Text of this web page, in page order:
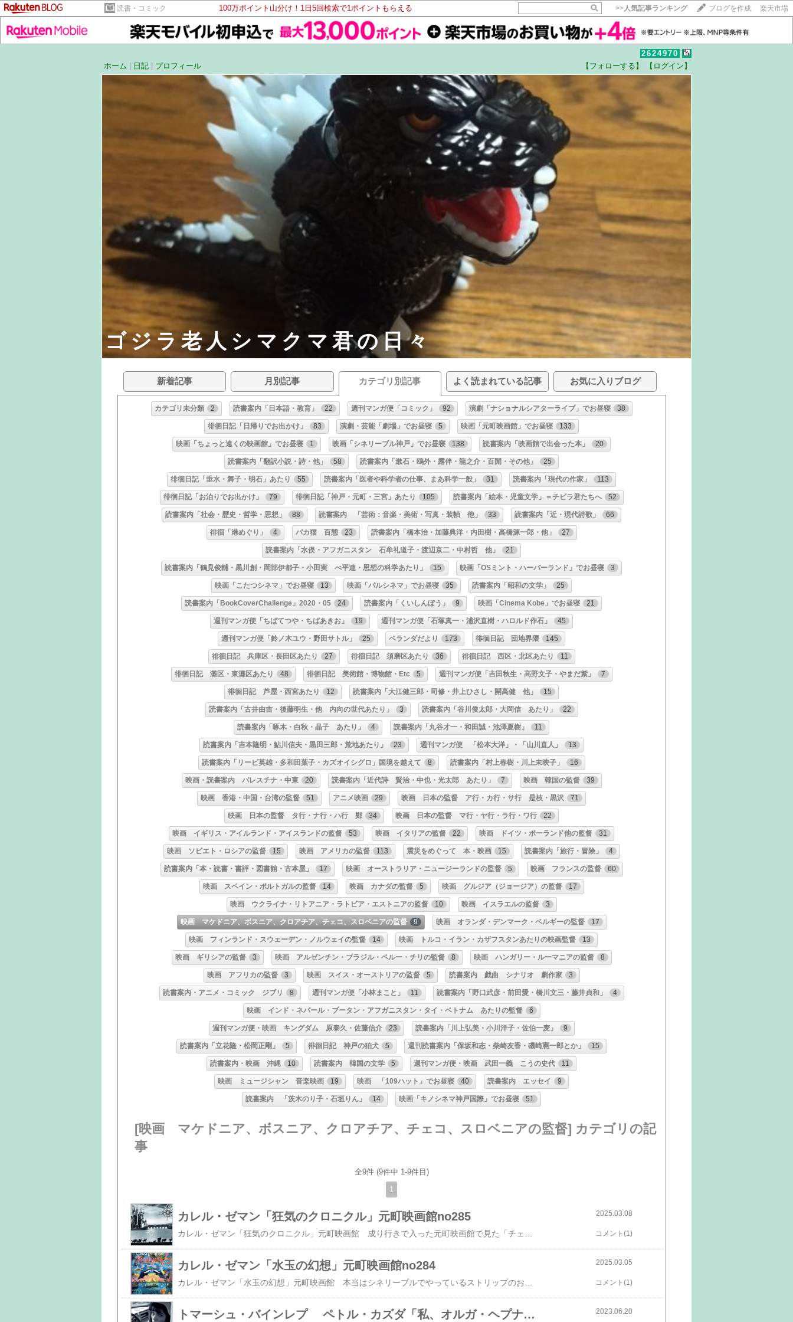
読書・コミック 100万ポイント山分け！1日5回検索で1ポイントもらえる >>人気記事ランキング ブログを作成 楽天市場
2624970
ホーム
日記 プロフィール 【フォローする】 【ログイン】
ゴジラ老人シマクマ君の日々
新着記事 月別記事 カテゴリ別記事 よく読まれている記事 お気に入りブログ
カテゴリ未分類 2 読書案内「日本語・教育」 22 週刊マンガ便「コミック」 92 演劇「ナショナルシアターライブ」でお昼寝 38
徘徊日記「日帰りでお出かけ」 83 演劇・芸能「劇場」でお昼寝 5 映画「元町映画館」でお昼寝 133
映画「ちょっと遠くの映画館」でお昼寝 1 映画「シネリーブル神戸」でお昼寝 138 読書案内「映画館で出会った本」 20
読書案内「翻訳小説・詩・他」 58 読書案内「漱石・鴎外・露伴・龍之介・百閒・その他」 25
徘徊日記「垂水・舞子・明石」あたり 55 読書案内「医者や科学者の仕事、まあ科学一般」 31 読書案内「現代の作家」 113
徘徊日記「お泊りでお出かけ」 79 徘徊日記「神戸・元町・三宮」あたり 105 読書案内「絵本・児童文学」＝チビラ君たちへ 52
読書案内「社会・歴史・哲学・思想」 88 読書案内 「芸術：音楽・美術・写真・装幀 他」 33 読書案内「近・現代詩歌」 66
徘徊「港めぐり」 4 バカ猫 百態 23 読書案内「橋本治・加藤典洋・内田樹・高橋源一郎・他」 27
読書案内「水俣・アフガニスタン 石牟礼道子・渡辺京二・中村哲 他」 21
読書案内「鶴見俊輔・黒川創・岡部伊都子・小田実 べ平連・思想の科学あたり」 15 映画「OSミント・ハーバーランド」でお昼寝 3
映画「こたつシネマ」でお昼寝 13 映画「パルシネマ」でお昼寝 35 読書案内「昭和の文学」 25
読書案内「BookCoverChallenge」2020・05 24 読書案内「くいしんぼう」 9 映画「Cinema Kobe」でお昼寝 21
週刊マンガ便「ちばてつや・ちばあきお」 19 週刊マンガ便「石塚真一・浦沢直樹・ハロルド作石」 45
週刊マンガ便「鈴ノ木ユウ・野田サトル」 25 ベランダだより 173 徘徊日記 団地界隈 145
徘徊日記 兵庫区・長田区あたり 27 徘徊日記 須磨区あたり 36 徘徊日記 西区・北区あたり 11
徘徊日記 灘区・東灘区あたり 48 徘徊日記 美術館・博物館・Etc 5 週刊マンガ便「吉田秋生・高野文子・やまだ紫」 7
徘徊日記 芦屋・西宮あたり 12 読書案内「大江健三郎・司修・井上ひさし・開高健 他」 15
読書案内「古井由吉・後藤明生・他 内向の世代あたり」 3 読書案内「谷川俊太郎・大岡信 あたり」 22
読書案内「啄木・白秋・晶子 あたり」 4 読書案内「丸谷才一・和田誠・池澤夏樹」 11
読書案内「吉本隆明・鮎川信夫・黒田三郎・荒地あたり」 23 週刊マンガ便 「松本大洋」・「山川直人」 13
読書案内「リービ英雄・多和田葉子・カズオイシグロ」国境を越えて 8 読書案内「村上春樹・川上未映子」 16
映画・読書案内 パレスチナ・中東 20 読書案内「近代詩 賢治・中也・光太郎 あたり」 7 映画 韓国の監督 39
映画 香港・中国・台湾の監督 51 アニメ映画 29 映画 日本の監督 ア行・カ行・サ行 是枝・黒沢 71
映画 日本の監督 タ行・ナ行・ハ行 鄭 34 映画 日本の監督 マ行・ヤ行・ラ行・ワ行 22
映画 イギリス・アイルランド・アイスランドの監督 53 映画 イタリアの監督 22 映画 ドイツ・ポーランド他の監督 31
映画 ソビエト・ロシアの監督 15 映画 アメリカの監督 113 震災をめぐって 本・映画 15 読書案内「旅行・冒険」 4
読書案内「本・読書・書評・図書館・古本屋」 17 映画 オーストラリア・ニュージーランドの監督 5 映画 フランスの監督 60
映画 スペイン・ポルトガルの監督 14 映画 カナダの監督 5 映画 グルジア（ジョージア）の監督 17
映画 ウクライナ・リトアニア・ラトビア・エストニアの監督 10 映画 イスラエルの監督 3
映画 マケドニア、ボスニア、クロアチア、チェコ、スロベニアの監督 9 映画 オランダ・デンマーク・ベルギーの監督 17
映画 フィンランド・スウェーデン・ノルウェイの監督 14 映画 トルコ・イラン・カザフスタンあたりの映画監督 13
映画 ギリシアの監督 3 映画 アルゼンチン・ブラジル・ペルー・チリの監督 8 映画 ハンガリー・ルーマニアの監督 8
映画 アフリカの監督 3 映画 スイス・オーストリアの監督 5 読書案内 戯曲 シナリオ 劇作家 3
読書案内・アニメ・コミック ジブリ 8 週刊マンガ便「小林まこと」 11 読書案内「野口武彦・前田愛・橋川文三・藤井貞和」 4
映画 インド・ネパール・ブータン・アフガニスタン・タイ・ベトナム あたりの監督 6
週刊マンガ便・映画 キングダム 原泰久・佐藤信介 23 読書案内「川上弘美・小川洋子・佐伯一麦」 9
読書案内「立花隆・松岡正剛」 5 徘徊日記 神戸の狛犬 5 週刊読書案内「保坂和志・柴崎友香・磯崎憲一郎とか」 15
読書案内・映画 沖縄 10 読書案内 韓国の文学 5 週刊マンガ便・映画 武田一義 こうの史代 11
映画 ミュージシャン 音楽映画 19 映画 「109ハット」でお昼寝 40 読書案内 エッセイ 9
読書案内 「茨木のり子・石垣りん」 14 映画「キノシネマ神戸国際」でお昼寝 51
[映画 マケドニア、ボスニア、クロアチア、チェコ、スロベニアの監督] カテゴリの記
事
全9件 (9件中 1-9件目)
1
カレル・ゼマン「狂気のクロニクル」元町映画館no285 2025.03.08
コメント(1)
カレル・ゼマン「水玉の幻想」元町映画館no284 2025.03.05
コメント(1)
トマーシュ・バインレプ ペトル・カズダ「私、オルガ・ヘプナロヴァー」元町映画館no173 2023.06.20